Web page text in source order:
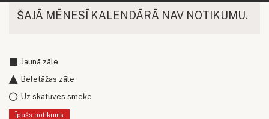
ŠAJĀ MĒNESĪ KALENDĀRĀ NAV NOTIKUMU.
Jaunā zāle
Beletāžas zāle
Uz skatuves smēķē
Īpašs notikums